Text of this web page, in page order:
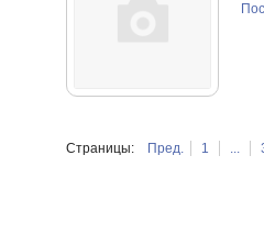
Страницы: Пред. 1 ...